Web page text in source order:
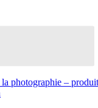
photographie –